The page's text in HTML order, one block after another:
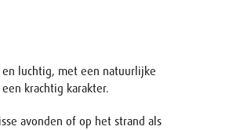
luchtig, met een natuurlijke
krachtig karakter.
avonden of op het strand als